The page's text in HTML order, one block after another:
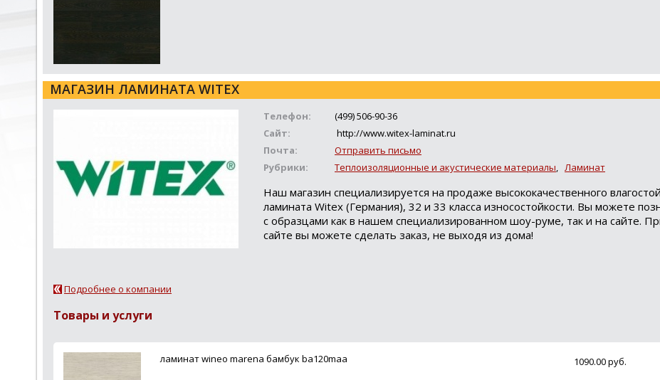
МАГАЗИН ЛАМИНАТА WITEX
Телефон:
(499) 506-90-36
Сайт:
http://www.witex-laminat.ru
Почта:
Отправить письмо
Рубрики:
Теплоизоляционные и акустические материалы, Ламинат
Наш магазин специализируется на продаже высококачественного
ламината Witex (Германия), 32 и 33 класса износостойкости. Вы можете
с образцами как в нашем специализированном шоу-руме, так и на сайте.
сайте вы можете сделать заказ, не выходя из дома!
Подробнее о компании
Товары и услуги
ламинат wineo marena бамбук ba120maa 1090.00 руб.